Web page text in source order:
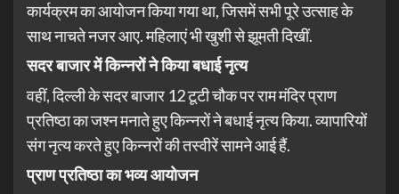
कार्यक्रम का आयोजन किया गया था, जिसमें सभी पूरे उत्साह के
साथ नाचते नजर आए. महिलाएं भी खुशी से झूमती दिखीं.
सदर बाजार में किन्नरों ने किया बधाई नृत्य
वहीं, दिल्ली के सदर बाजार 12 टूटी चौक पर राम मंदिर प्राण
प्रतिष्ठा का जश्न मनाते हुए किन्नरों ने बधाई नृत्य किया. व्यापारियों
संग नृत्य करते हुए किन्नरों की तस्वीरें सामने आई हैं.
प्राण प्रतिष्ठा का भव्य आयोजन